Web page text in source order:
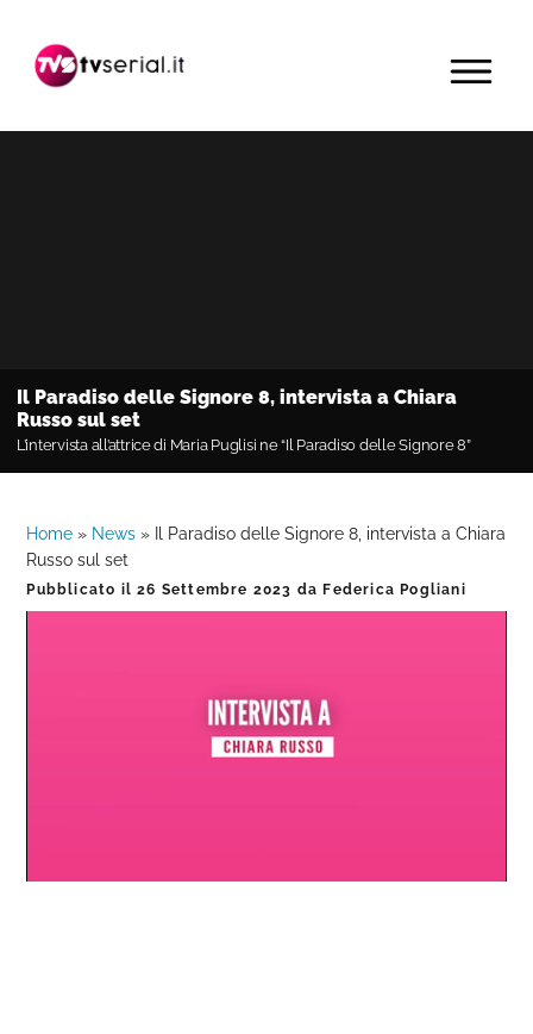
navigazione
contenuto
barra
primaria
MENU
Il Paradiso delle Signore 8, intervista a Chiara
Russo sul set
L’intervista all’attrice di Maria Puglisi ne “Il Paradiso delle Signore 8”
Home » News »
Il Paradiso delle Signore 8, intervista a Chiara
Russo sul set
Pubblicato il26 Settembre 2023 da Federica Pogliani
0%
0%